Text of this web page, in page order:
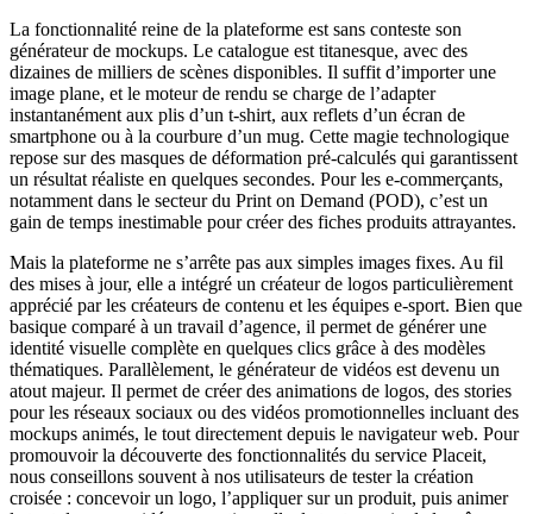
La fonctionnalité reine de la plateforme est sans conteste son
générateur de mockups. Le catalogue est titanesque, avec des
dizaines de milliers de scènes disponibles. Il suffit d’importer une
image plane, et le moteur de rendu se charge de l’adapter
instantanément aux plis d’un t-shirt, aux reflets d’un écran de
smartphone ou à la courbure d’un mug. Cette magie technologique
repose sur des masques de déformation pré-calculés qui garantissent
un résultat réaliste en quelques secondes. Pour les e-commerçants,
notamment dans le secteur du Print on Demand (POD), c’est un
gain de temps inestimable pour créer des fiches produits attrayantes.
Mais la plateforme ne s’arrête pas aux simples images fixes. Au fil
des mises à jour, elle a intégré un créateur de logos particulièrement
apprécié par les créateurs de contenu et les équipes e-sport. Bien que
basique comparé à un travail d’agence, il permet de générer une
identité visuelle complète en quelques clics grâce à des modèles
thématiques. Parallèlement, le générateur de vidéos est devenu un
atout majeur. Il permet de créer des animations de logos, des stories
pour les réseaux sociaux ou des vidéos promotionnelles incluant des
mockups animés, le tout directement depuis le navigateur web. Pour
promouvoir la découverte des fonctionnalités du service Placeit,
nous conseillons souvent à nos utilisateurs de tester la création
croisée : concevoir un logo, l’appliquer sur un produit, puis animer